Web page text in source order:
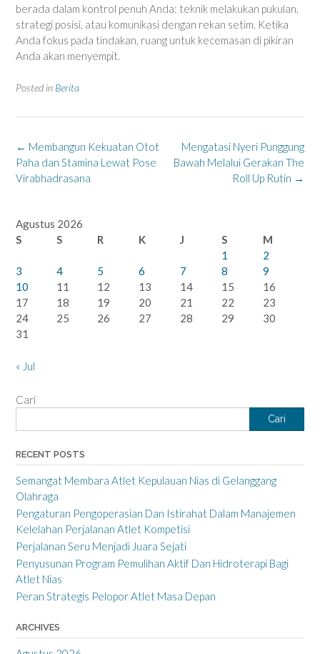
berada dalam kontrol penuh Anda: teknik melakukan pukulan,
strategi posisi, atau komunikasi dengan rekan setim. Ketika
Anda fokus pada tindakan, ruang untuk kecemasan di pikiran
Anda akan menyempit.
Posted in Berita
Post
navigation
Mengatasi Nyeri Punggung
Bawah Melalui Gerakan The
Roll Up Rutin →
← Membangun Kekuatan Otot
Paha dan Stamina Lewat Pose
Virabhadrasana
Agustus 2026
S
S R K J S
M
1
2
3
4 5 6 7 8
9
10
11 12 13 14 15
16
17
18 19 20 21 22
23
24
25 26 27 28 29
30
31
« Jul
Cari
Cari
RECENT POSTS
Semangat Membara Atlet Kepulauan Nias di Gelanggang
Olahraga
Pengaturan Pengoperasian Dan Istirahat Dalam Manajemen
Kelelahan Perjalanan Atlet Kompetisi
Perjalanan Seru Menjadi Juara Sejati
Penyusunan Program Pemulihan Aktif Dan Hidroterapi Bagi
Atlet Nias
Peran Strategis Pelopor Atlet Masa Depan
ARCHIVES